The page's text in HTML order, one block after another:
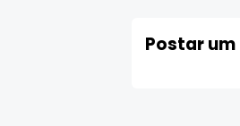
Postar